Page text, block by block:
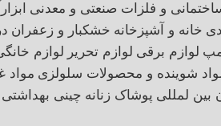
و فلزات صنعتی و معدنی
خانه و آشپزخانه خشکبار و زعفران
لوازم برقی لوازم تحریر لوازم
شوینده و محصولات سلولزی مواد
بین لمللی پوشاک زنانه چینی بهداشتی